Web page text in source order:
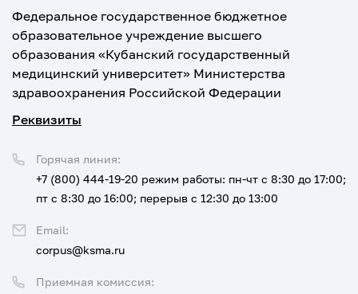
Федеральное государственное бюджетное
образовательное учреждение высшего
образования «Кубанский государственный
медицинский университет» Министерства
здравоохранения Российской Федерации
Реквизиты
Приемная комиссия:
Горячая линия:
+7 (800) 444-19-20 режим работы: пн-чт с 8:30 до 17:00;
пт с 8:30 до 16:00; перерыв с 12:30 до 13:00
Email:
corpus@ksma.ru